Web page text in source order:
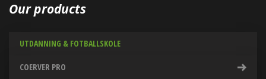
Our products
UTDANNING & FOTBALLSKOLE
COERVER PRO